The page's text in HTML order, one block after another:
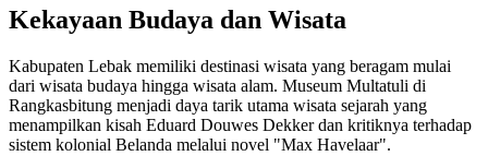
Kekayaan Budaya dan Wisata
Kabupaten Lebak memiliki destinasi wisata yang beragam mulai
dari wisata budaya hingga wisata alam. Museum Multatuli di
Rangkasbitung menjadi daya tarik utama wisata sejarah yang
menampilkan kisah Eduard Douwes Dekker dan kritiknya terhadap
sistem kolonial Belanda melalui novel "Max Havelaar".